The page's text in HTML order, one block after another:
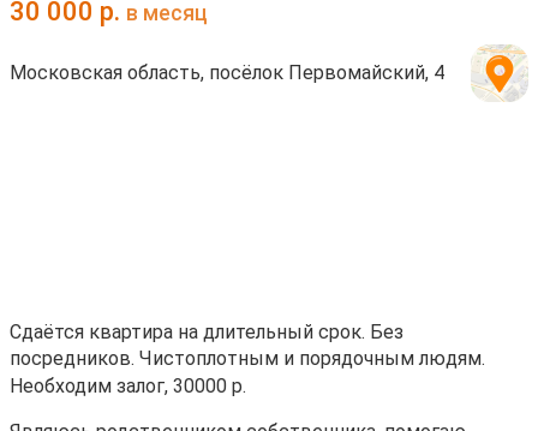
30 000 р. в месяц
Московская область, посёлок Первомайский, 4
Сдаётся квартира на длительный срок. Без
посредников. Чистоплотным и порядочным людям.
Необходим залог, 30000 р.